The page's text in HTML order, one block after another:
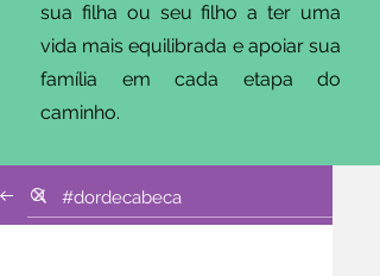
sua filha ou seu filho a ter uma
vida mais equilibrada e apoiar sua
família em cada etapa do
caminho.